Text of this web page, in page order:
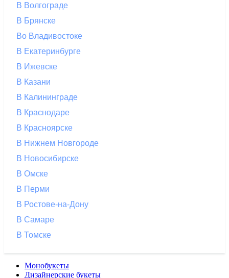
В Волгограде
В Брянске
Во Владивостоке
В Екатеринбурге
В Ижевске
В Казани
В Калининграде
В Краснодаре
В Красноярске
В Нижнем Новгороде
В Новосибирске
В Омске
В Перми
В Ростове-на-Дону
В Самаре
В Томске
Монобукеты
Дизайнерские букеты